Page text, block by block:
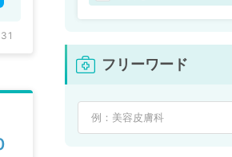
フリーワード